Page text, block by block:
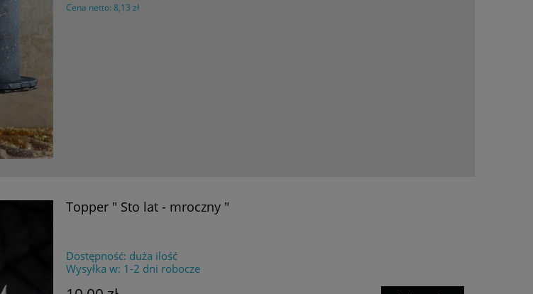
Cena netto:8,13 zł
Topper " Sto lat - mroczny "
Dostępność: duża ilość
Wysyłka w: 1-2 dni robocze